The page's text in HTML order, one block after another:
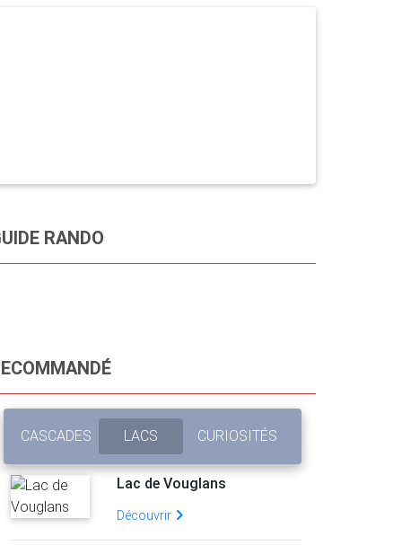
RANDO
CASCADES LACS CURIOSITÉS
Lac de Vouglans
Découvrir